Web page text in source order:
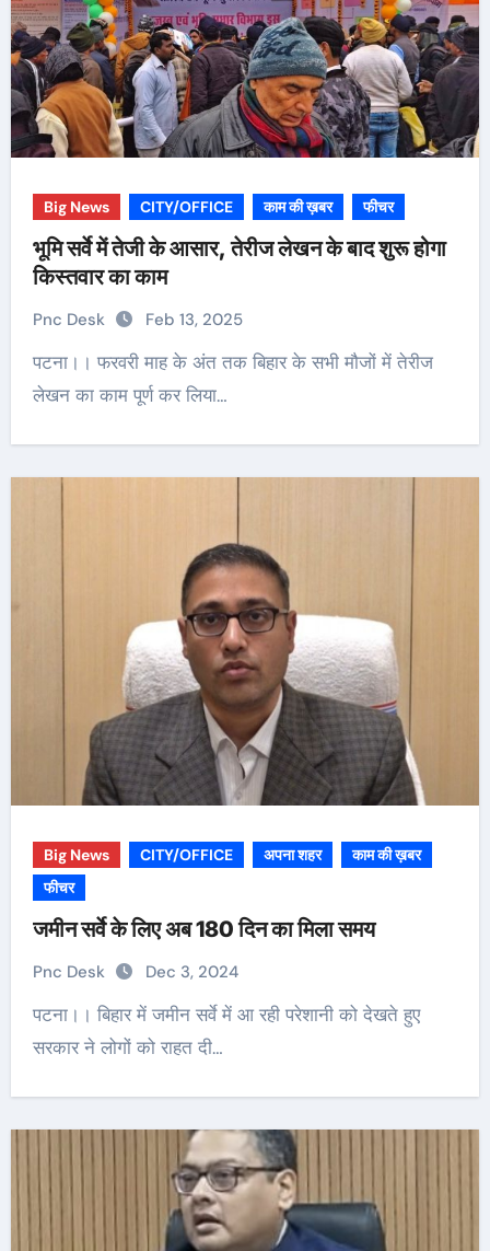
Big News CITY/OFFICE काम की ख़बर फीचर
भूमि सर्वे में तेजी के आसार, तेरीज लेखन के बाद शुरू होगा
किस्तवार का काम
Pnc Desk Feb 13, 2025
पटना।। फरवरी माह के अंत तक बिहार के सभी मौजों में तेरीज
लेखन का काम पूर्ण कर लिया…
Big News CITY/OFFICE अपना शहर
काम की ख़बर
फीचर
जमीन सर्वे के लिए अब 180 दिन का मिला समय
Pnc Desk Dec 3, 2024
पटना।। बिहार में जमीन सर्वे में आ रही परेशानी को देखते हुए
सरकार ने लोगों को राहत दी…